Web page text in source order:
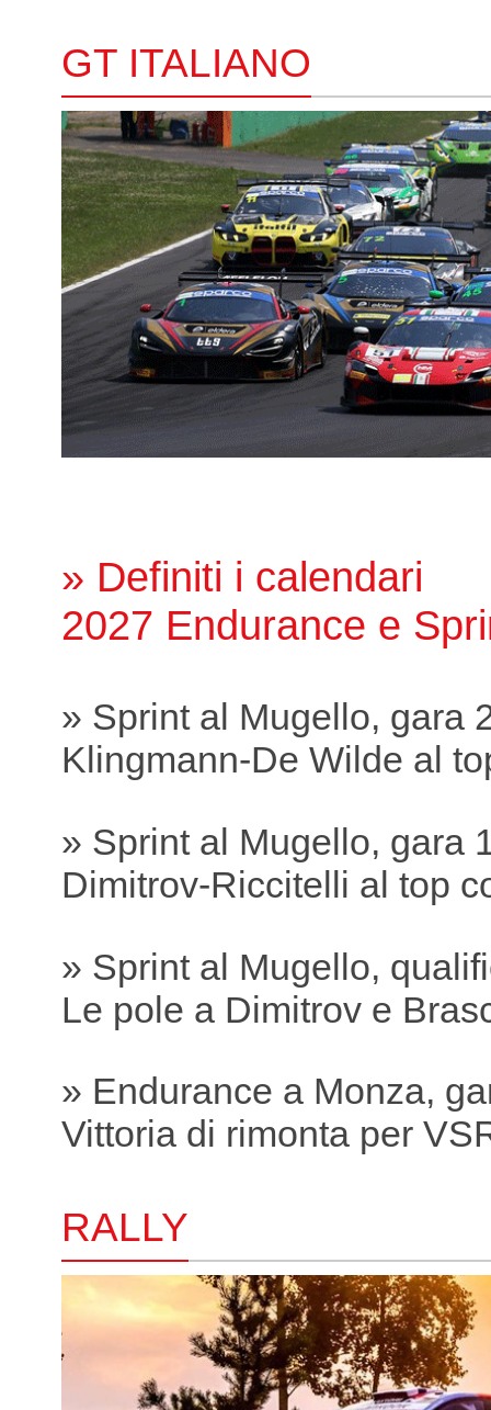
GT ITALIANO
» Definiti i calendari
2027 Endurance e
» Sprint al Mugello, gara
Klingmann-De Wilde al
» Sprint al Mugello, gara
Dimitrov-Riccitelli al top
» Sprint al Mugello,
Le pole a Dimitrov e
» Endurance a Monza,
Vittoria di rimonta per
RALLY